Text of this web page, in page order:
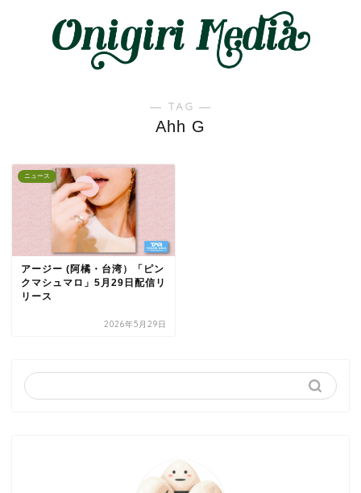
― TAG ―
Ahh G
ニュース
アージー (阿橘・台湾）「ピン
クマシュマロ」5月29日配信リ
リース
2026年5月29日